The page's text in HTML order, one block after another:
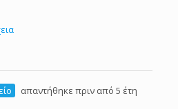
απαντήθηκε πριν από 5 έτη